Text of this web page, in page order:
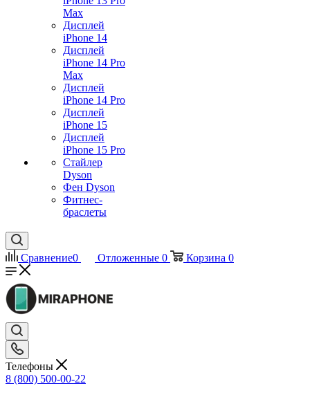
Max
Дисплей
iPhone 14
Дисплей
iPhone 14 Pro
Max
Дисплей
iPhone 14 Pro
Дисплей
iPhone 15
Дисплей
iPhone 15 Pro
Стайлер
Dyson
Фен Dyson
Фитнес-
браслеты
Сравнение0 Отложенные 0 Корзина 0
Телефоны
8 (800) 500-00-22